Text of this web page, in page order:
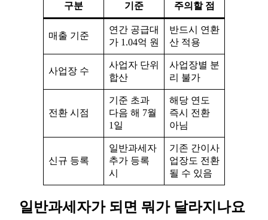
구분 기준 주의할 점
매출 기준
연간 공급대
가 1.04억 원
반드시 연환
산 적용
사업장 수
사업자 단위
합산
사업장별 분
리 불가
전환 시점
기준 초과
다음 해 7월
1일
해당 연도
즉시 전환
아님
신규 등록
일반과세자
추가 등록
시
기존 간이사
업장도 전환
될 수 있음
일반과세자가 되면 뭐가 달라지나요